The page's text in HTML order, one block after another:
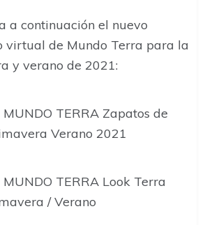
a continuación el nuevo
virtual de Mundo Terra para la
y verano de 2021:
TERRA Zapatos de
Verano 2021
TERRA Look Terra
/ Verano